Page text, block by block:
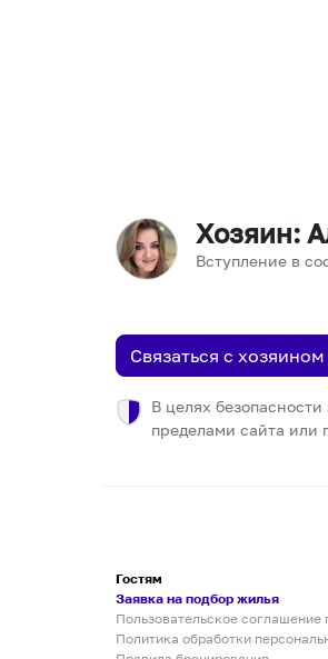
Хозяин:
Вступление в
Связаться с хозяином
В целях
пределами сайта или
Гостям
Заявка на подбор жилья
Пользовательское соглашение
Политика обработки